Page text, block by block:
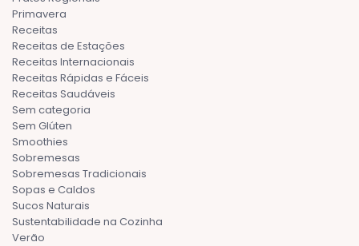
Primavera
Receitas
Receitas de Estações
Receitas Internacionais
Receitas Rápidas e Fáceis
Receitas Saudáveis
Sem categoria
Sem Glúten
Smoothies
Sobremesas
Sobremesas Tradicionais
Sopas e Caldos
Sucos Naturais
Sustentabilidade na Cozinha
Verão